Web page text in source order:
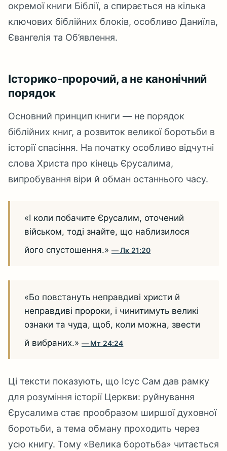
окремої книги Біблії, а спирається на кілька
ключових біблійних блоків, особливо Даниїла,
Євангелія та Об’явлення.
Історико-пророчий, а не канонічний
порядок
Основний принцип книги — не порядок
біблійних книг, а розвиток великої боротьби в
історії спасіння. На початку особливо відчутні
слова Христа про кінець Єрусалима,
випробування віри й обман останнього часу.
«І коли побачите Єрусалим, оточений
військом, тоді знайте, що наблизилося
його спустошення.»
Лк 21:20
«Бо повстануть неправдиві христи й
неправдиві пророки, і чинитимуть великі
ознаки та чуда, щоб, коли можна, звести
й вибраних.»
Мт 24:24
Ці тексти показують, що Ісус Сам дав рамку
для розуміння історії Церкви: руйнування
Єрусалима стає прообразом ширшої духовної
боротьби, а тема обману проходить через
усю книгу. Тому «Велика боротьба» читається